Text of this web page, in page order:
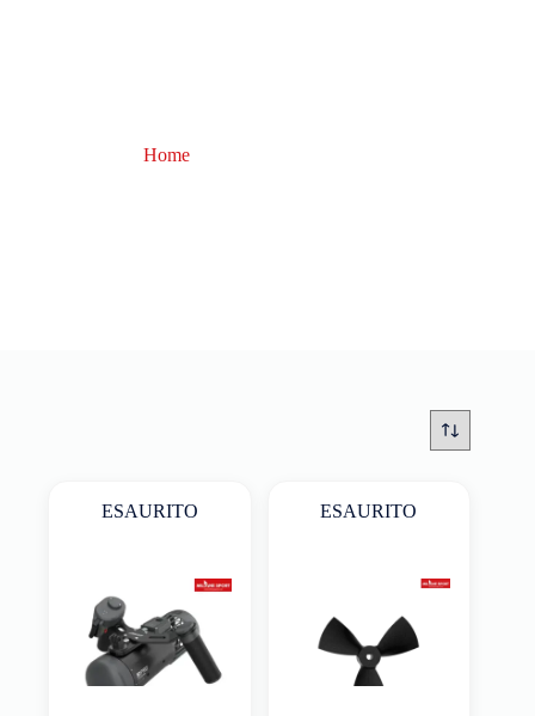
Home
ESAURITO ESAURITO